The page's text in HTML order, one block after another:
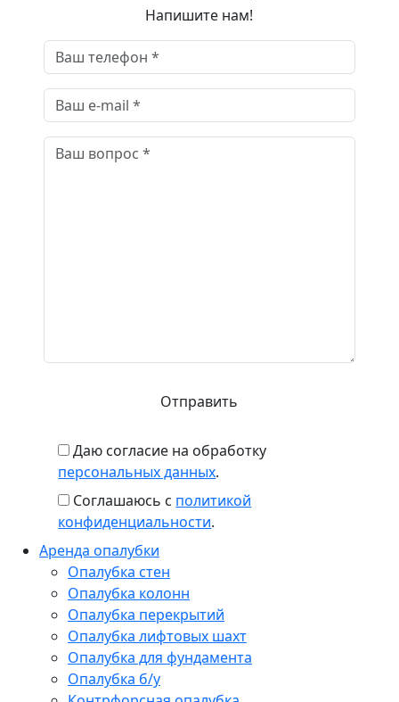
Напишите нам!
Даю согласие на обработку
персональных данных.
Соглашаюсь с политикой
конфиденциальности.
Аренда опалубки
Опалубка стен
Опалубка колонн
Опалубка перекрытий
Опалубка лифтовых шахт
Опалубка для фундамента
Опалубка б/у